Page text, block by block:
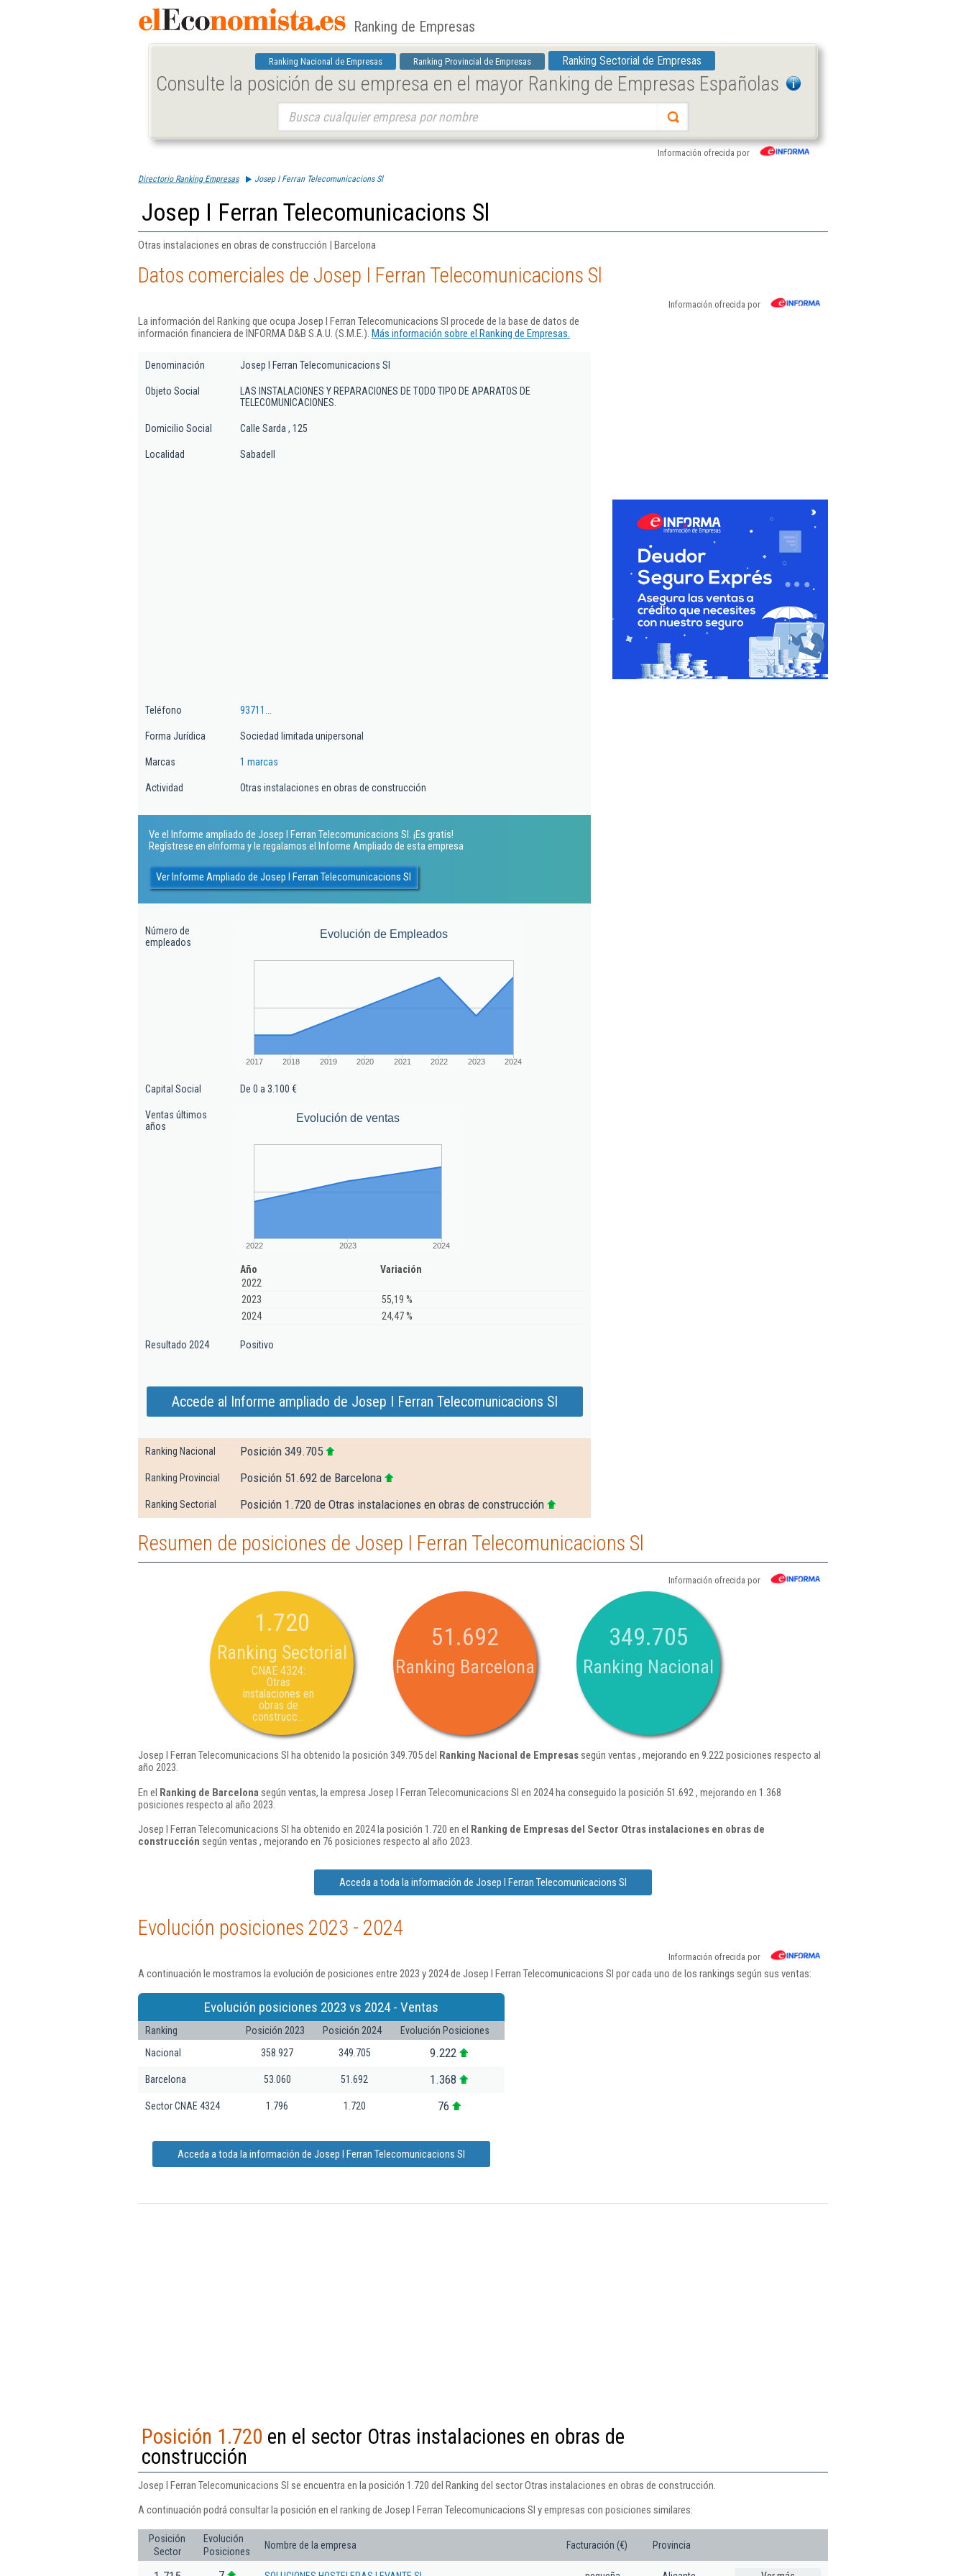
Ranking de Empresas
Ranking Nacional de Empresas Ranking Provincial de Empresas Ranking Sectorial de Empresas
Consulte la posición de su empresa en el mayor Ranking de Empresas Españolas
Información ofrecida por
Directorio Ranking Empresas Josep I Ferran Telecomunicacions Sl
Josep I Ferran Telecomunicacions Sl
Otras instalaciones en obras de construcción | Barcelona
Datos comerciales de Josep I Ferran Telecomunicacions Sl
Información ofrecida por
La información del Ranking que ocupa Josep I Ferran Telecomunicacions Sl procede de la base de datos de
información financiera de INFORMA D&B S.A.U. (S.M.E.). Más información sobre el Ranking de Empresas.
Denominación Josep I Ferran Telecomunicacions Sl
Objeto Social
LAS INSTALACIONES Y REPARACIONES DE TODO TIPO DE APARATOS DE
TELECOMUNICACIONES.
Domicilio Social Calle Sarda , 125
Localidad Sabadell
Teléfono 93711...
Forma Jurídica Sociedad limitada unipersonal
Marcas 1 marcas
Actividad Otras instalaciones en obras de construcción
Ve el Informe ampliado de Josep I Ferran Telecomunicacions Sl. ¡Es gratis!
Regístrese en eInforma y le regalamos el Informe Ampliado de esta empresa
Ver Informe Ampliado de Josep I Ferran Telecomunicacions Sl
Número de
empleados
Evolución de Empleados
2017 2018 2019 2020 2021 2022 2023 2024
Capital Social De 0 a 3.100 €
Ventas últimos
años
Evolución de ventas
2022 2023 2024
Año
Variación
2022
2023
55,19 %
2024
24,47 %
Resultado 2024 Positivo
Accede al Informe ampliado de Josep I Ferran Telecomunicacions Sl
Ranking Nacional Posición 349.705
Ranking Provincial Posición 51.692 de Barcelona
Ranking Sectorial Posición 1.720 de Otras instalaciones en obras de construcción
Resumen de posiciones de Josep I Ferran Telecomunicacions Sl
Información ofrecida por
1.720
Ranking Sectorial
CNAE 4324:
Otras
instalaciones en
obras de
construcc...
51.692
Ranking Barcelona
349.705
Ranking Nacional
Josep I Ferran Telecomunicacions Sl ha obtenido la posición 349.705 del Ranking Nacional de Empresassegún ventas , mejorando en 9.222 posiciones respecto al
año 2023.
En el Ranking de Barcelona según ventas, la empresa Josep I Ferran Telecomunicacions Sl en 2024 ha conseguido la posición 51.692 , mejorando en 1.368
posiciones respecto al año 2023.
Josep I Ferran Telecomunicacions Sl ha obtenido en 2024 la posición 1.720 en el Ranking de Empresas del Sector Otras instalaciones en obras de
construcción según ventas , mejorando en 76 posiciones respecto al año 2023.
Acceda a toda la información de Josep I Ferran Telecomunicacions Sl
Evolución posiciones 2023 - 2024
Información ofrecida por
A continuación le mostramos la evolución de posiciones entre 2023 y 2024 de Josep I Ferran Telecomunicacions Sl por cada uno de los rankings según sus ventas:
Evolución posiciones 2023 vs 2024 - Ventas
Ranking Posición 2023 Posición 2024
Evolución Posiciones
Nacional
358.927 349.705 9.222
Barcelona 53.060 51.692 1.368
Sector CNAE 4324 1.796 1.720 76
Acceda a toda la información de Josep I Ferran Telecomunicacions Sl
Posición 1.720 en el sector Otras instalaciones en obras de
construcción
Josep I Ferran Telecomunicacions Sl se encuentra en la posición 1.720 del Ranking del sector Otras instalaciones en obras de construcción.
A continuación podrá consultar la posición en el ranking de Josep I Ferran Telecomunicacions Sl y empresas con posiciones similares:
Posición
Sector
Evolución
Posiciones
Nombre de la empresa Facturación (€) Provincia